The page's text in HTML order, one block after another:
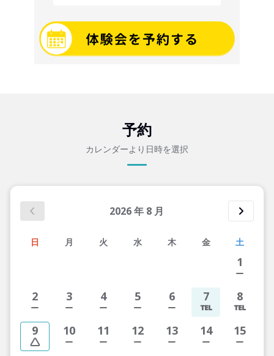
予約
カレンダーより日時を選択
2026年 8 月
日 月 火 水 木 金 土
1
2 3 4 5 6 7 8
9 10 11 12 13 14 15